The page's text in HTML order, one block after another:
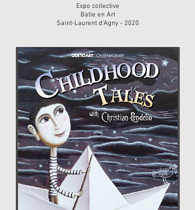
Expo collective
Batie en Art
Saint-Laurent d'Agny - 2020